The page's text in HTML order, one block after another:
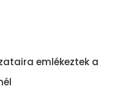
emlékeztek a